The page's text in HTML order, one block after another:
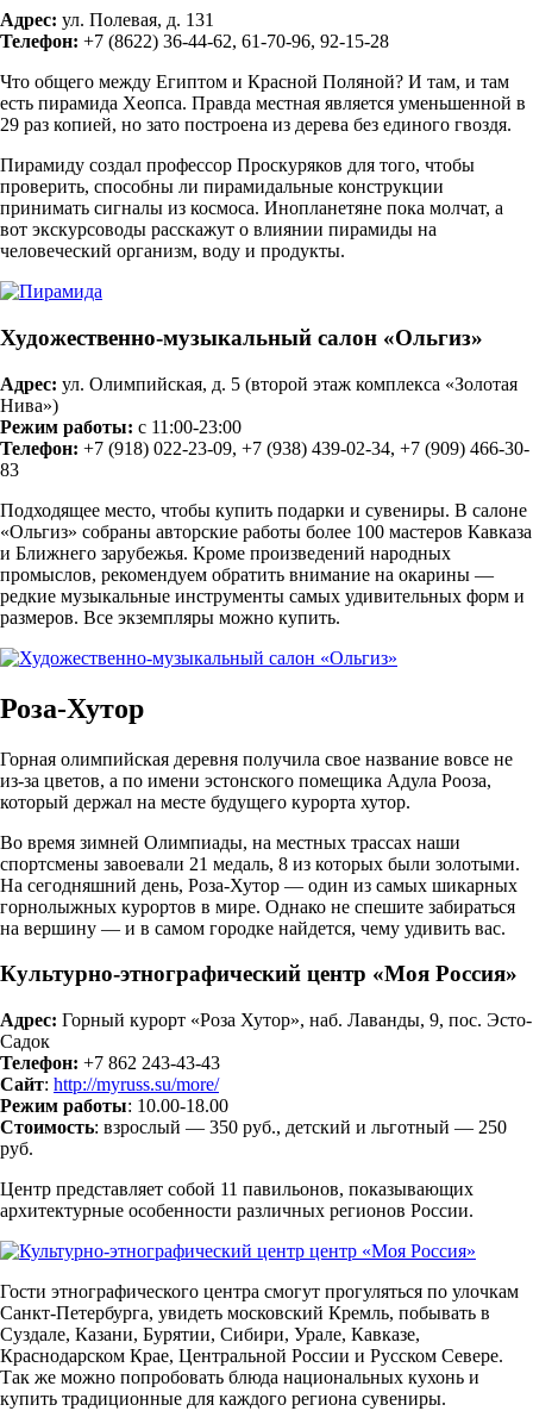
Адрес: ул. Полевая, д. 131
Телефон: +7 (8622) 36-44-62, 61-70-96, 92-15-28
Что общего между Египтом и Красной Поляной? И там, и там
есть пирамида Хеопса. Правда местная является уменьшенной в
29 раз копией, но зато построена из дерева без единого гвоздя.
Пирамиду создал профессор Проскуряков для того, чтобы
проверить, способны ли пирамидальные конструкции
принимать сигналы из космоса. Инопланетяне пока молчат, а
вот экскурсоводы расскажут о влиянии пирамиды на
человеческий организм, воду и продукты.
Художественно-музыкальный салон «Ольгиз»
Адрес: ул. Олимпийская, д. 5 (второй этаж комплекса «Золотая
Нива»)
Режим работы: с 11:00-23:00
Телефон: +7 (918) 022-23-09, +7 (938) 439-02-34, +7 (909) 466-30-
83
Подходящее место, чтобы купить подарки и сувениры. В салоне
«Ольгиз» собраны авторские работы более 100 мастеров Кавказа
и Ближнего зарубежья. Кроме произведений народных
промыслов, рекомендуем обратить внимание на окарины —
редкие музыкальные инструменты самых удивительных форм и
размеров. Все экземпляры можно купить.
Роза-Хутор
Горная олимпийская деревня получила свое название вовсе не
из-за цветов, а по имени эстонского помещика Адула Рооза,
который держал на месте будущего курорта хутор.
Во время зимней Олимпиады, на местных трассах наши
спортсмены завоевали 21 медаль, 8 из которых были золотыми.
На сегодняшний день, Роза-Хутор — один из самых шикарных
горнолыжных курортов в мире. Однако не спешите забираться
на вершину — и в самом городке найдется, чему удивить вас.
Культурно-этнографический центр «Моя Россия»
Адрес: Горный курорт «Роза Хутор», наб. Лаванды, 9, пос. Эсто-
Садок
Телефон: +7 862 243‑43-43
Сайт: http://myruss.su/more/
Режим работы: 10.00-18.00
Стоимость: взрослый — 350 руб., детский и льготный — 250
руб.
Центр представляет собой 11 павильонов, показывающих
архитектурные особенности различных регионов России.
Гости этнографического центра смогут прогуляться по улочкам
Санкт-Петербурга, увидеть московский Кремль, побывать в
Суздале, Казани, Бурятии, Сибири, Урале, Кавказе,
Краснодарском Крае, Центральной России и Русском Севере.
Так же можно попробовать блюда национальных кухонь и
купить традиционные для каждого региона сувениры.